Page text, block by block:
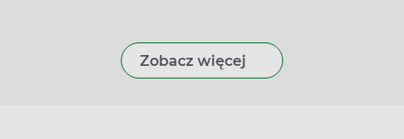
Zobacz więcej